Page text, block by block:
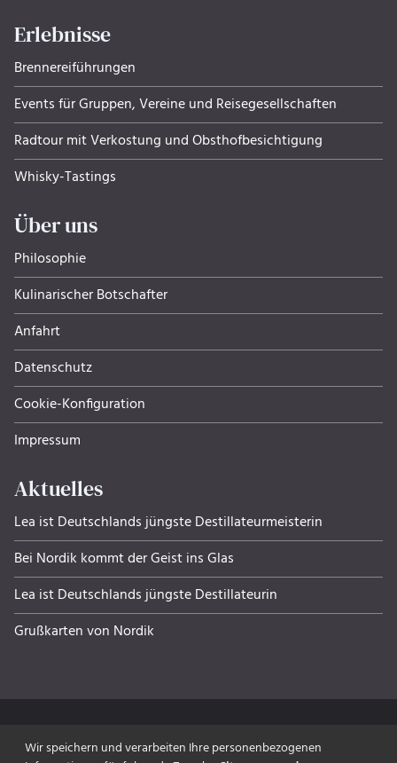
Erlebnisse
Brennereiführungen
Events für Gruppen, Ver­eine und Rei­se­ge­sell­schaf­ten
Radtour mit Verkostung und Obsthof­be­sich­ti­gung
Whisky-Tastings
Über uns
Philosophie
Kulinarischer Botschafter
Anfahrt
Datenschutz
Cookie-Konfiguration
Impressum
Aktuelles
Lea ist Deutschlands jüngste Destillateurmeisterin
Bei Nordik kommt der Geist ins Glas
Lea ist Deutschlands jüngste Destillateurin
Grußkarten von Nordik
Wir speichern und verarbeiten Ihre personenbezogenen